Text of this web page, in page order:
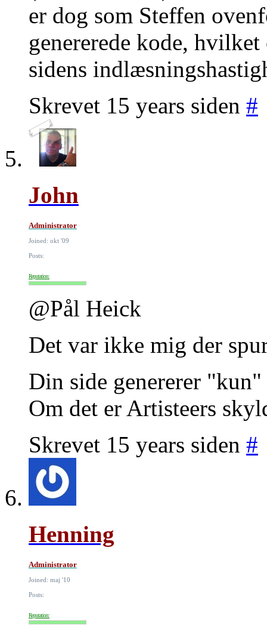
er dog som Steffen
genererede kode,
sidens
Skrevet 15 years siden #
John
Administrator
Joined: okt '09
Posts:
Reputation:
@Pål Heick
Det var ikke mig der
Din side genererer
Om det er Artisteers
Skrevet 15 years siden #
Henning
Administrator
Joined: maj '10
Posts:
Reputation: